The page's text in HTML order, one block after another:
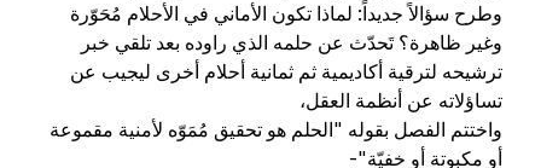
وطرح سؤالاً جديداً: لماذا تكون الأماني في الأحلام مُحَوّرة
وغير ظاهرة؟ تَحدّث عن حلمه الذي راوده بعد تلقي خبر
ترشيحه لترقية أكاديمية ثم ثمانية أحلام أخرى ليجيب عن
تساؤلاته عن أنظمة العقل،
واختتم الفصل بقوله "الحلم هو تحقيق مُمَوّه لأمنية مقموعة
أو مكبوتة أو خفيّة"-